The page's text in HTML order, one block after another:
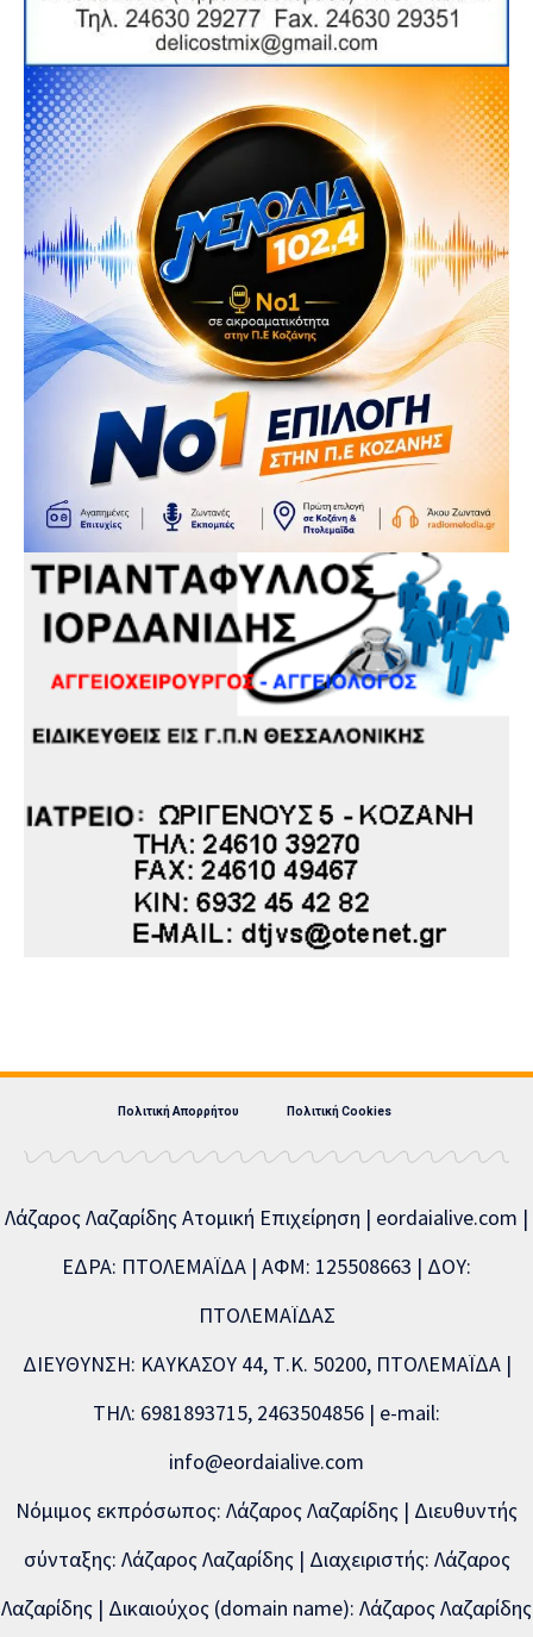
Πολιτική Απορρήτου Πολιτική Cookies
Λάζαρος Λαζαρίδης Ατομική Επιχείρηση | eordaialive.com |
ΕΔΡΑ: ΠΤΟΛΕΜΑΪΔΑ | ΑΦΜ: 125508663 | ΔΟΥ:
ΠΤΟΛΕΜΑΪΔΑΣ
ΔΙΕΥΘΥΝΣΗ: ΚΑΥΚΑΣΟΥ 44, Τ.Κ. 50200, ΠΤΟΛΕΜΑΪΔΑ |
ΤΗΛ: 6981893715, 2463504856 | e-mail:
info@eordaialive.com
Νόμιμος εκπρόσωπος: Λάζαρος Λαζαρίδης | Διευθυντής
σύνταξης: Λάζαρος Λαζαρίδης | Διαχειριστής: Λάζαρος
Λαζαρίδης | Δικαιούχος (domain name): Λάζαρος Λαζαρίδης